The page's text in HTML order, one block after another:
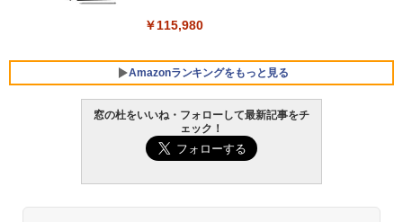
￥115,980
Amazonランキングをもっと見る
窓の杜をいいね・フォローして最新記事をチ
ェック！